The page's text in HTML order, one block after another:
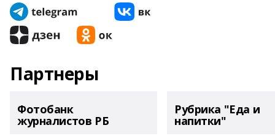
Партнеры
Фотобанк
журналистов РБ
Рубрика "Еда и
напитки"